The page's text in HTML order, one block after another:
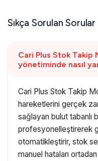
Sıkça Sorulan Sorular
Cari Plus Stok Takip
yönetiminde nasıl
Cari Plus Stok Takip
hareketlerini gerçek
sağlayan bulut tabanlı
profesyonelleştirerek
otomatikleştirir, stok
manuel hataları